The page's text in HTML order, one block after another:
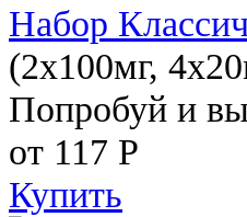
Набор
(2x100мг,
Попробуй и
от 117 Р
Купить